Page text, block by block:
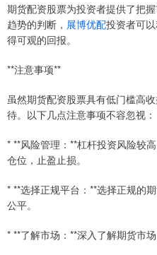
期货配资股票为投资者提供了把
趋势的判断， 展博优配投资者可
得可观的回报。
**注意事项**
虽然期货配资股票具有低门槛高
待。以下几点注意事项不容忽视：
* **风险管理：**杠杆投资风险较
仓位，止盈止损。
* **选择正规平台：**选择正规的
公平。
* **了解市场：**深入了解期货市